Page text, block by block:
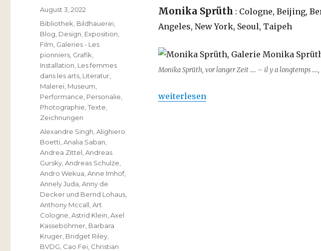
Monika Sprüth : Cologne, Beijing,
Angeles, New York, Seoul, Taipeh
Monika Sprüth, vor langer Zeit …. – il y a longtemps
„Monika Sprüth : Jahrzehnte für die
weiterlesen
Veröffentlicht
am
August 3, 2022
Kategorien
Bibliothek Bildhauerei
Blog Design Exposition
Film Galeries - Les
pionniers Grafik
Installation Les femmes
dans les arts Literatur
Malerei Museum
Performance Personalie
Photographie ,Texte
Zeichnungen
Schlagwörter
Alexandre Singh ,Alighiero
Boetti ,Analia Saban
Andrea Zittel ,Andreas
Gursky ,Andreas Schulze
Andro Wekua ,Anne Imhof,
Annely Juda ,Anny de
Decker und Bernd Lohaus
Anthony Mccall ,Art
Cologne ,Astrid Klein ,Axel
Kasseböhmer Barbara
Kruger Bridget Riley
BVDG Cao Fei Christian